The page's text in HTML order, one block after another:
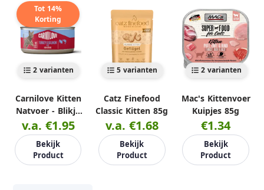
Tot 14%
Korting
2 varianten
Carnilove Kitten
Natvoer - Blikje
100g
v.a. €1.95
Bekijk
Product
5 varianten
Catz Finefood
Classic Kitten 85g
v.a. €1.68
Bekijk
Product
2 varianten
Mac's Kittenvoer
Kuipjes 85g
€1.34
Bekijk
Product